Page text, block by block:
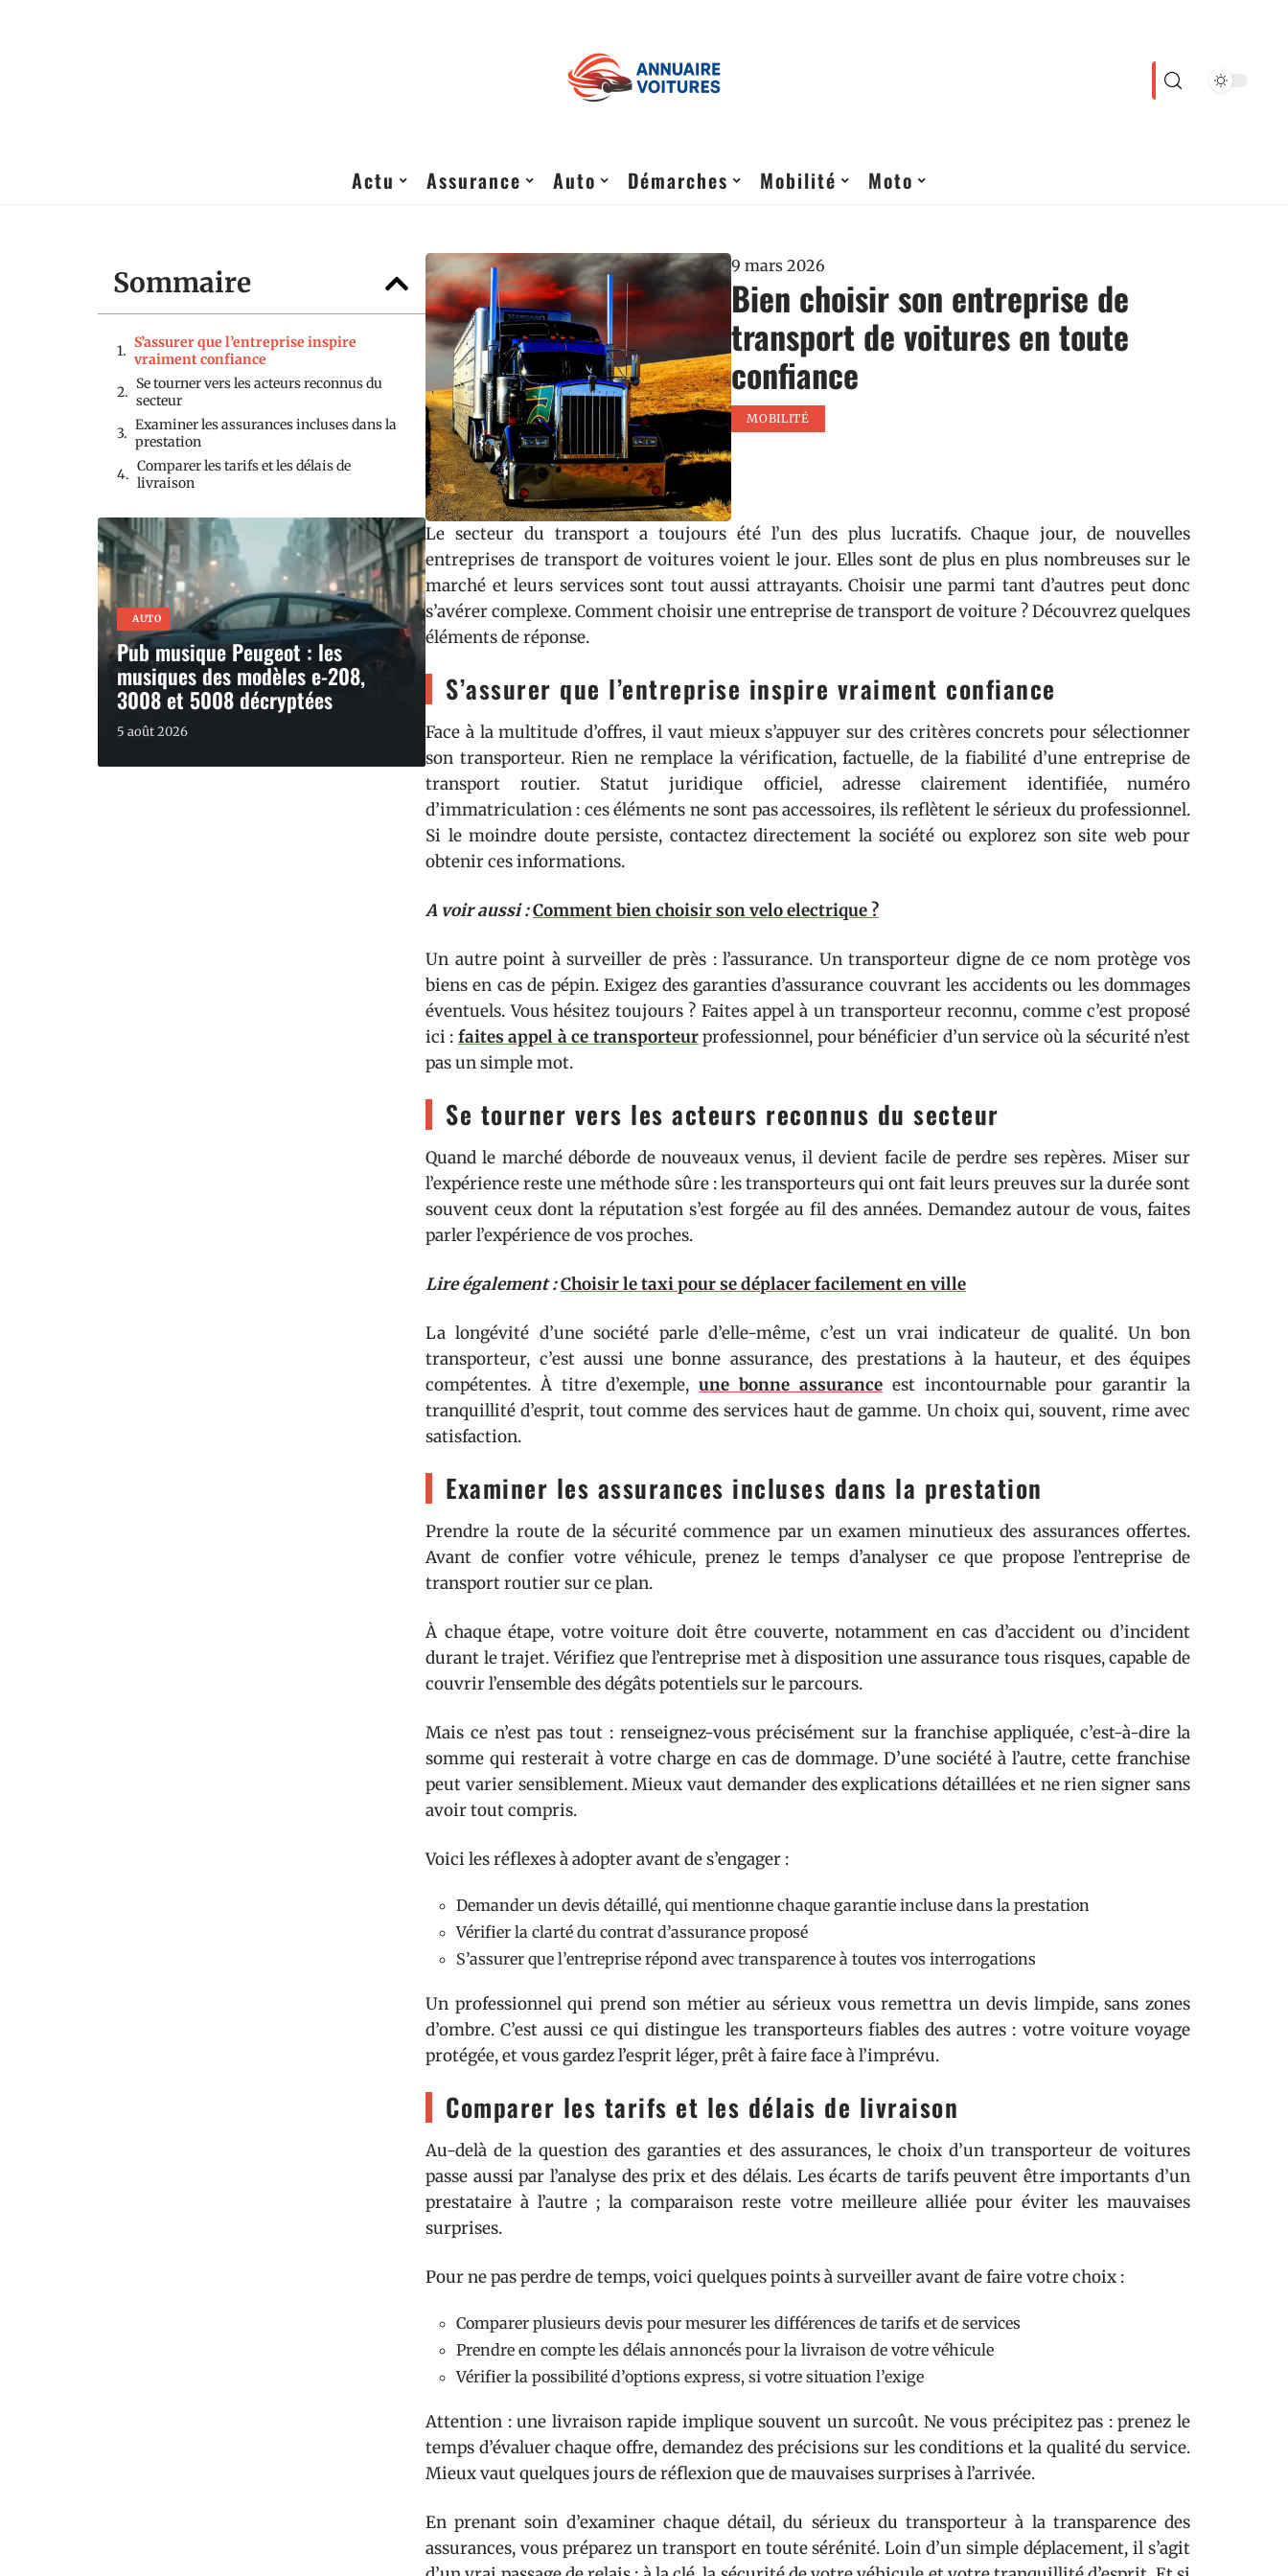
Actu Assurance Auto Démarches Mobilité Moto
Sommaire
S’assurer que l’entreprise inspire
vraiment confiance
Se tourner vers les acteurs reconnus du
secteur
Examiner les assurances incluses dans la
prestation
Comparer les tarifs et les délais de
livraison
AUTO
Pub musique Peugeot : les
musiques des modèles e-208,
3008 et 5008 décryptées
5 août 2026
9 mars 2026
Bien choisir son entreprise de
transport de voitures en toute
confiance
MOBILITÉ
Le secteur du transport a toujours été l’un des plus lucratifs. Chaque jour, de nouvelles
entreprises de transport de voitures voient le jour. Elles sont de plus en plus nombreuses sur le
marché et leurs services sont tout aussi attrayants. Choisir une parmi tant d’autres peut donc
s’avérer complexe. Comment choisir une entreprise de transport de voiture ? Découvrez quelques
éléments de réponse.
S’assurer que l’entreprise inspire vraiment confiance
Face à la multitude d’offres, il vaut mieux s’appuyer sur des critères concrets pour sélectionner
son transporteur. Rien ne remplace la vérification, factuelle, de la fiabilité d’une entreprise de
transport routier. Statut juridique officiel, adresse clairement identifiée, numéro
d’immatriculation : ces éléments ne sont pas accessoires, ils reflètent le sérieux du professionnel.
Si le moindre doute persiste, contactez directement la société ou explorez son site web pour
obtenir ces informations.
A voir aussi :Comment bien choisir son velo electrique ?
Un autre point à surveiller de près : l’assurance. Un transporteur digne de ce nom protège vos
biens en cas de pépin. Exigez des garanties d’assurance couvrant les accidents ou les dommages
éventuels. Vous hésitez toujours ? Faites appel à un transporteur reconnu, comme c’est proposé
ici : faites appel à ce transporteurprofessionnel, pour bénéficier d’un service où la sécurité n’est
pas un simple mot.
Se tourner vers les acteurs reconnus du secteur
Quand le marché déborde de nouveaux venus, il devient facile de perdre ses repères. Miser sur
l’expérience reste une méthode sûre : les transporteurs qui ont fait leurs preuves sur la durée sont
souvent ceux dont la réputation s’est forgée au fil des années. Demandez autour de vous, faites
parler l’expérience de vos proches.
Lire également :Choisir le taxi pour se déplacer facilement en ville
La longévité d’une société parle d’elle-même, c’est un vrai indicateur de qualité. Un bon
transporteur, c’est aussi une bonne assurance, des prestations à la hauteur, et des équipes
compétentes. À titre d’exemple,une bonne assuranceest incontournable pour garantir la
tranquillité d’esprit, tout comme des services haut de gamme. Un choix qui, souvent, rime avec
satisfaction.
Examiner les assurances incluses dans la prestation
Prendre la route de la sécurité commence par un examen minutieux des assurances offertes.
Avant de confier votre véhicule, prenez le temps d’analyser ce que propose l’entreprise de
transport routier sur ce plan.
À chaque étape, votre voiture doit être couverte, notamment en cas d’accident ou d’incident
durant le trajet. Vérifiez que l’entreprise met à disposition une assurance tous risques, capable de
couvrir l’ensemble des dégâts potentiels sur le parcours.
Mais ce n’est pas tout : renseignez-vous précisément sur la franchise appliquée, c’est-à-dire la
somme qui resterait à votre charge en cas de dommage. D’une société à l’autre, cette franchise
peut varier sensiblement. Mieux vaut demander des explications détaillées et ne rien signer sans
avoir tout compris.
Voici les réflexes à adopter avant de s’engager :
Demander un devis détaillé, qui mentionne chaque garantie incluse dans la prestation
Vérifier la clarté du contrat d’assurance proposé
S’assurer que l’entreprise répond avec transparence à toutes vos interrogations
Un professionnel qui prend son métier au sérieux vous remettra un devis limpide, sans zones
d’ombre. C’est aussi ce qui distingue les transporteurs fiables des autres : votre voiture voyage
protégée, et vous gardez l’esprit léger, prêt à faire face à l’imprévu.
Comparer les tarifs et les délais de livraison
Au-delà de la question des garanties et des assurances, le choix d’un transporteur de voitures
passe aussi par l’analyse des prix et des délais. Les écarts de tarifs peuvent être importants d’un
prestataire à l’autre ; la comparaison reste votre meilleure alliée pour éviter les mauvaises
surprises.
Pour ne pas perdre de temps, voici quelques points à surveiller avant de faire votre choix :
Comparer plusieurs devis pour mesurer les différences de tarifs et de services
Prendre en compte les délais annoncés pour la livraison de votre véhicule
Vérifier la possibilité d’options express, si votre situation l’exige
Attention : une livraison rapide implique souvent un surcoût. Ne vous précipitez pas : prenez le
temps d’évaluer chaque offre, demandez des précisions sur les conditions et la qualité du service.
Mieux vaut quelques jours de réflexion que de mauvaises surprises à l’arrivée.
En prenant soin d’examiner chaque détail, du sérieux du transporteur à la transparence des
assurances, vous préparez un transport en toute sérénité. Loin d’un simple déplacement, il s’agit